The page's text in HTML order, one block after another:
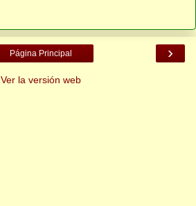
›
Página Principal
Ver la versión web